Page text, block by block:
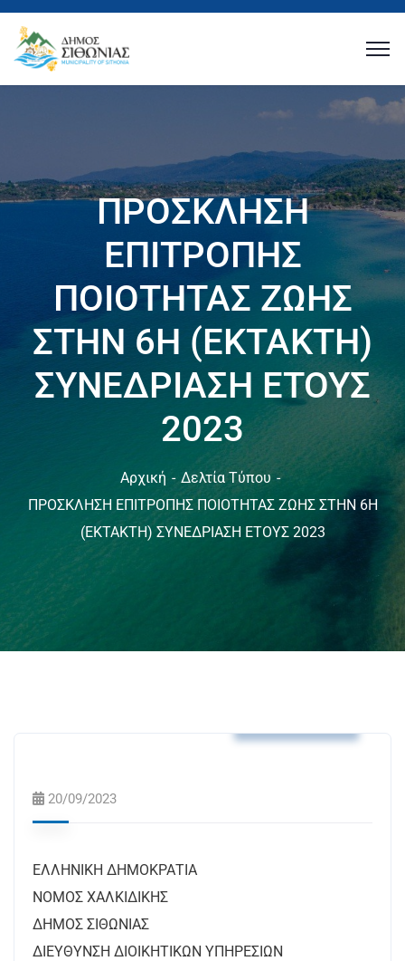
ΠΡΟΣΚΛΗΣΗ
ΕΠΙΤΡΟΠΗΣ
ΠΟΙΟΤΗΤΑΣ ΖΩΗΣ
ΣΤΗΝ 6Η (ΕΚΤΑΚΤΗ)
ΣΥΝΕΔΡΙΑΣΗ ΕΤΟΥΣ
2023
Αρχική
Δελτία Τύπου
ΠΡΟΣΚΛΗΣΗ ΕΠΙΤΡΟΠΗΣ ΠΟΙΟΤΗΤΑΣ ΖΩΗΣ ΣΤΗΝ 6Η
(ΕΚΤΑΚΤΗ) ΣΥΝΕΔΡΙΑΣΗ ΕΤΟΥΣ 2023
20/09/2023
ΕΛΛΗΝΙΚΗ ΔΗΜΟΚΡΑΤΙΑ
ΝΟΜΟΣ ΧΑΛΚΙΔΙΚΗΣ
ΔΗΜΟΣ ΣΙΘΩΝΙΑΣ
ΔΙΕΥΘΥΝΣΗ ΔΙΟΙΚΗΤΙΚΩΝ ΥΠΗΡΕΣΙΩΝ